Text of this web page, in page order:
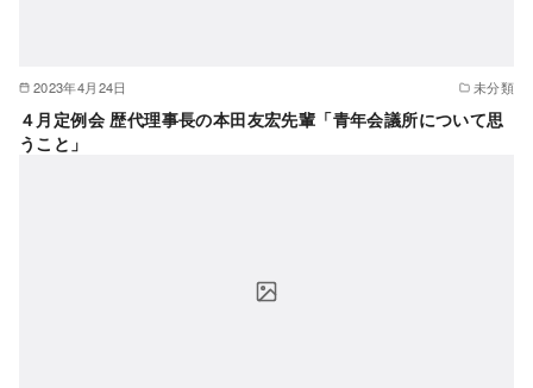
2023年4月24日 未分類
４月定例会 歴代理事長の本田友宏先輩「青年会議所について思
うこと」